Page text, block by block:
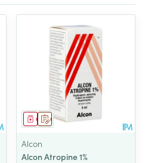
Op voorschrift
Geneesmiddel
Alcon
Alcon Atropine 1%